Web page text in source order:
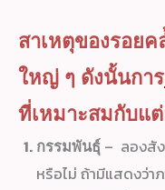
สาเหตุของรอยค
ใหญ่ ๆ ดังนั้นการ
ที่เหมาะสมกับแ
กรรมพันธุ์ – ลองสัง
หรือไม่ ถ้ามีแสดงว่า